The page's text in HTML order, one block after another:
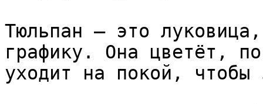
Тюльпан — это
графику. Она цветёт,
уходит на покой, чтобы